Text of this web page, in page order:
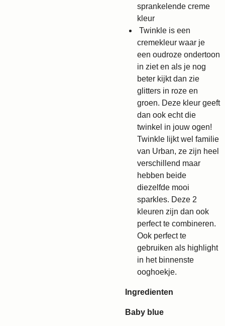
sprankelende creme
kleur
Twinkle is een
cremekleur waar je
een oudroze ondertoon
in ziet en als je nog
beter kijkt dan zie
glitters in roze en
groen. Deze kleur geeft
dan ook echt die
twinkel in jouw ogen!
Twinkle lijkt wel familie
van Urban, ze zijn heel
verschillend maar
hebben beide
diezelfde mooi
sparkles. Deze 2
kleuren zijn dan ook
perfect te combineren.
Ook perfect te
gebruiken als highlight
in het binnenste
ooghoekje.
Ingredienten
Baby blue